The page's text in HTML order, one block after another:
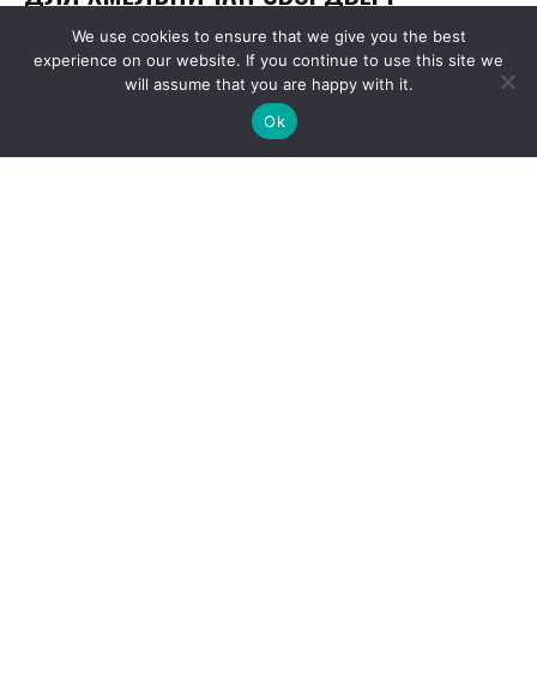
We use cookies to ensure that we give you the best
experience on our website. If you continue to use this site we
will assume that you are happy with it.
Ok